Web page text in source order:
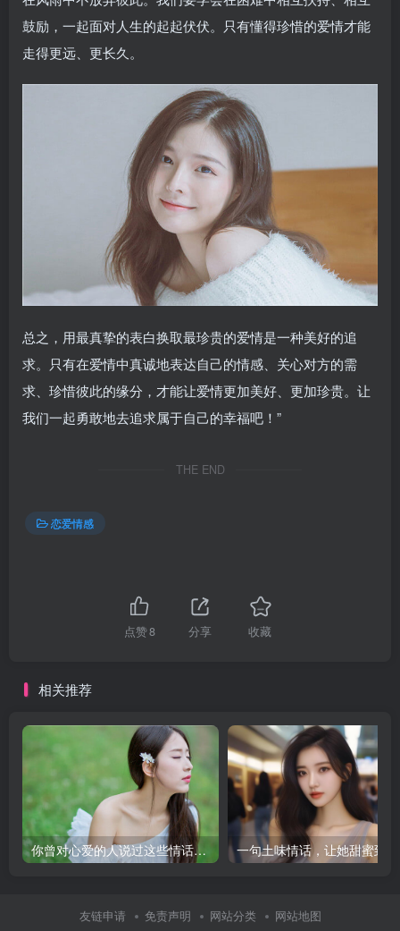
鼓励，一起面对人生的起起伏伏。只有懂得珍惜的爱情才能
走得更远、更长久。
总之，用最真挚的表白换取最珍贵的爱情是一种美好的追
求。只有在爱情中真诚地表达自己的情感、关心对方的需
求、珍惜彼此的缘分，才能让爱情更加美好、更加珍贵。让
我们一起勇敢地去追求属于自己的幸福吧！”
THE END
恋爱情感
点赞8 分享 收藏
相关推荐
你曾对心爱的人说过这些情话吗？女人听了会流泪 一句土味情话，让她甜蜜到
友链申请 免责声明 网站分类 网站地图